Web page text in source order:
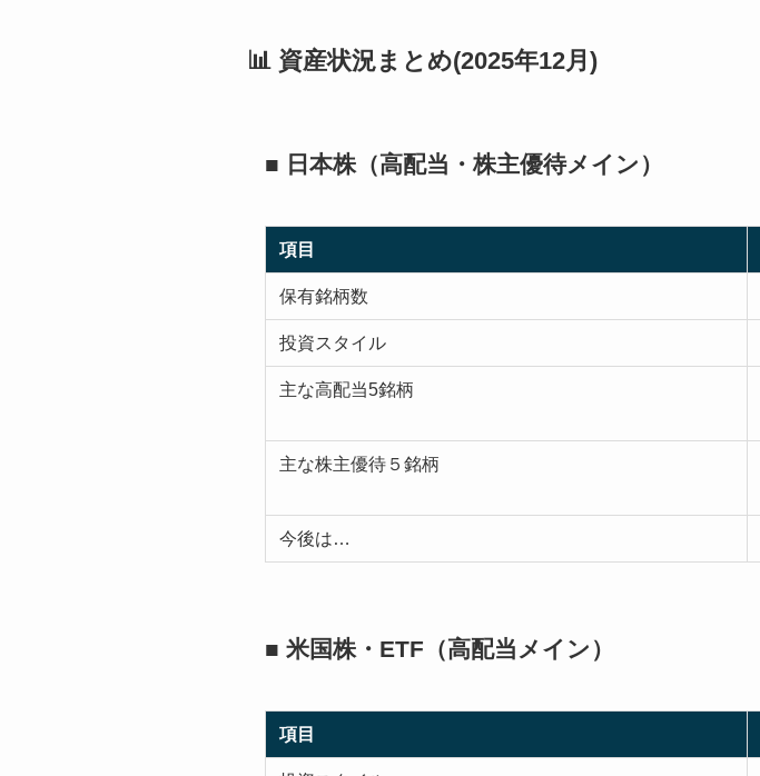
📊 資産状況まとめ(2025年12月)
■ 日本株（高配当・株主優待メイン）
項目
保有銘柄数
投資スタイル
主な高配当5銘柄
主な株主優待５銘柄
今後は…
■ 米国株・ETF（高配当メイン）
項目